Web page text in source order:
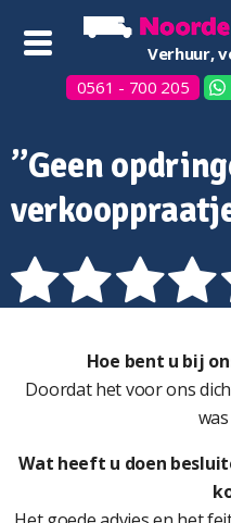
Verhuur,
0561 - 700 205
”Geen
Hoe bent u bij
Doordat het voor ons
Wat heeft u doen